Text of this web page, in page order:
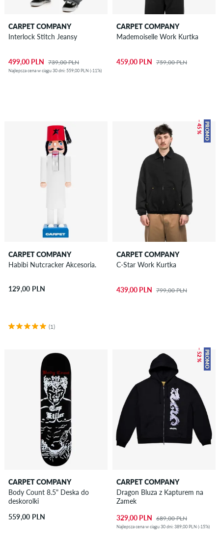
CARPET COMPANY
Interlock Stitch Jeansy
499,00 PLN 739,00 PLN
Najlepsza cena w ciągu 30 dni: 559,00 PLN (-11%)
CARPET COMPANY
Mademoiselle Work Kurtka
459,00 PLN 759,00 PLN
CARPET COMPANY
Habibi Nutcracker Akcesoria.
129,00 PLN
(1)
PROMO
– 45 %
CARPET COMPANY
C-Star Work Kurtka
439,00 PLN 799,00 PLN
CARPET COMPANY
Body Count 8.5" Deska do
deskorolki
559,00 PLN
PROMO
– 52 %
CARPET COMPANY
Dragon Bluza z Kapturem na
Zamek
329,00 PLN 689,00 PLN
Najlepsza cena w ciągu 30 dni: 389,00 PLN (-15%)